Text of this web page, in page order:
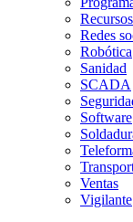
Redes
Robótica
Sanidad
SCADA
Software
Ventas
Vigilante